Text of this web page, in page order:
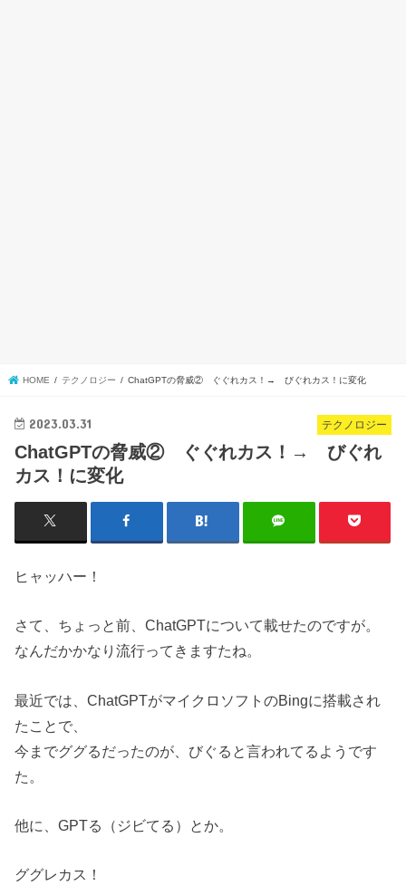
HOME テクノロジー ChatGPTの脅威② ぐぐれカス！→ びぐれカス！に変化
テクノロジー
2023.03.31
ChatGPTの脅威② ぐぐれカス！→ びぐれ
カス！に変化
ヒャッハー！
さて、ちょっと前、ChatGPTについて載せたのですが。
なんだかかなり流行ってきますたね。
最近では、ChatGPTがマイクロソフトのBingに搭載され
たことで、
今までググるだったのが、びぐると言われてるようです
た。
他に、GPTる（ジビてる）とか。
ググレカス！